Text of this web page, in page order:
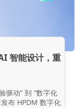
什么他们会选择
正是为这一需
态聚焦扫描系
打印零件的细节
，扫描速度可
特别适合手板加
四川印时代装机
智能设计，重
驱动” 到 “数字化
布 HPDM 数字化